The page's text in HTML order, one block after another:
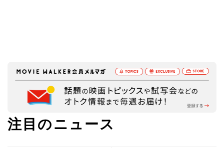
注目のニュース